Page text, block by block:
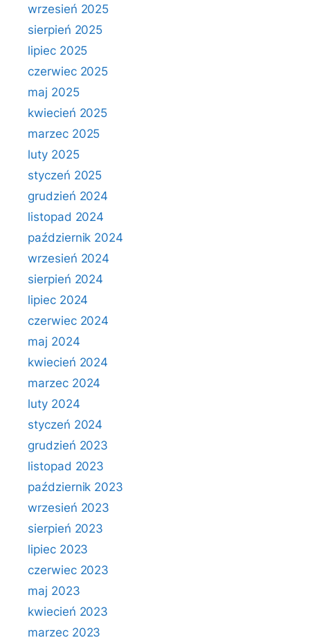
wrzesień 2025
sierpień 2025
lipiec 2025
czerwiec 2025
maj 2025
kwiecień 2025
marzec 2025
luty 2025
styczeń 2025
grudzień 2024
listopad 2024
październik 2024
wrzesień 2024
sierpień 2024
lipiec 2024
czerwiec 2024
maj 2024
kwiecień 2024
marzec 2024
luty 2024
styczeń 2024
grudzień 2023
listopad 2023
październik 2023
wrzesień 2023
sierpień 2023
lipiec 2023
czerwiec 2023
maj 2023
kwiecień 2023
marzec 2023